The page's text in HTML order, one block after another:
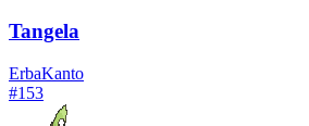
Tangela
ErbaKanto
#153